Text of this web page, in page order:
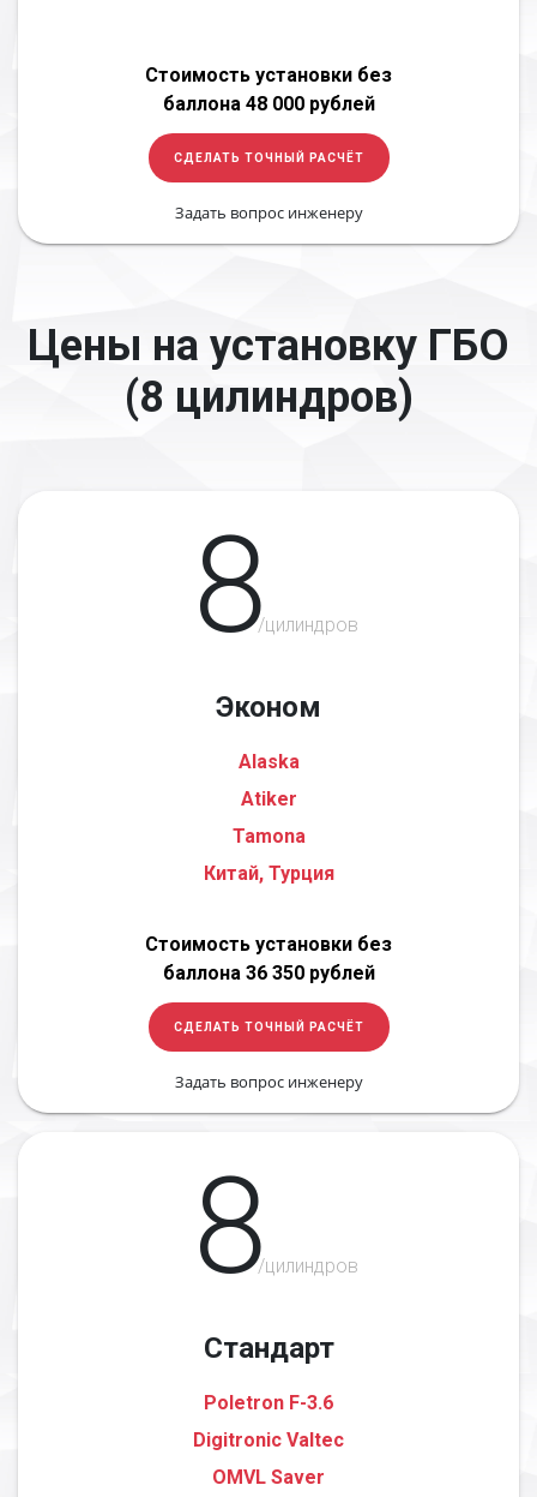
Стоимость установки без
баллона 48 000 рублей
СДЕЛАТЬ ТОЧНЫЙ РАСЧЁТ
Задать вопрос инженеру
Цены на установку ГБО
(8 цилиндров)
8/цилиндров
Эконом
Alaska
Atiker
Tamona
Китай, Турция
Стоимость установки без
баллона 36 350 рублей
СДЕЛАТЬ ТОЧНЫЙ РАСЧЁТ
Задать вопрос инженеру
8/цилиндров
Стандарт
Poletron F-3.6
Digitronic Valtec
OMVL Saver